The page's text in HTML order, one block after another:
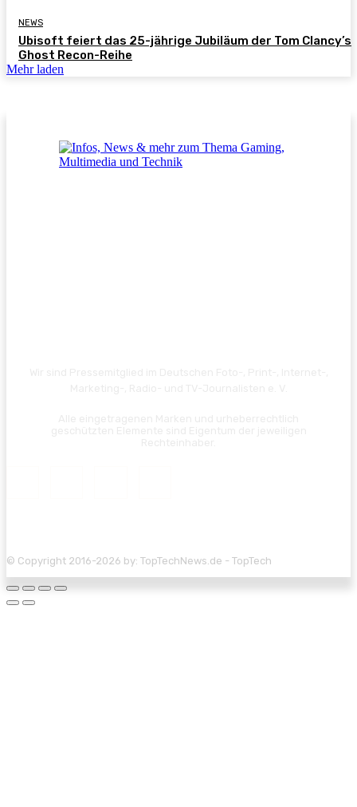
NEWS
Ubisoft feiert das 25-jährige Jubiläum der Tom Clancy’s
Ghost Recon-Reihe
Mehr laden
© Copyright 2016-2026 by: TopTechNews.de - TopTech